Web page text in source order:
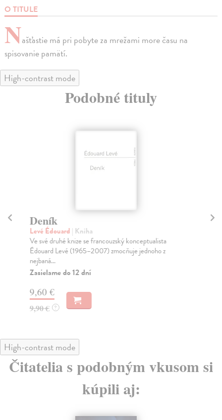
O TITULE
Našťastie má pri pobyte za mrežami more času na
spisovanie pamätí.
High-contrast mode
Podobné tituly
Deník
Levé Édouard | Kniha
Ve své druhé knize se francouzský konceptualista
Édouard Levé (1965–2007) zmocňuje jednoho z
nejbaná...
Zasielame do 12 dní
9,60 €
9,90 € ?
High-contrast mode
Čitatelia s podobným vkusom si
kúpili aj: